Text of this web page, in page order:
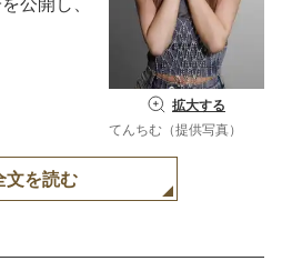
拡大する
てんちむ（提供写真）
文を読む